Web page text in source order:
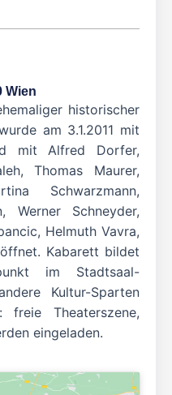
Wien
historischer
am 3.1.2011 mit
mit Alfred Dorfer,
Thomas Maurer,
Schwarzmann,
Werner Schneyder,
Helmuth Vavra,
Kabarett bildet
im Stadtsaal-
Kultur-Sparten
Theaterszene,
eingeladen.